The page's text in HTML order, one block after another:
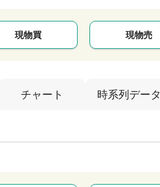
現物買 現物売
チャート 時系列データ